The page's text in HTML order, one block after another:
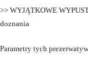
>> WYJĄTKOWE
doznania
Parametry tych